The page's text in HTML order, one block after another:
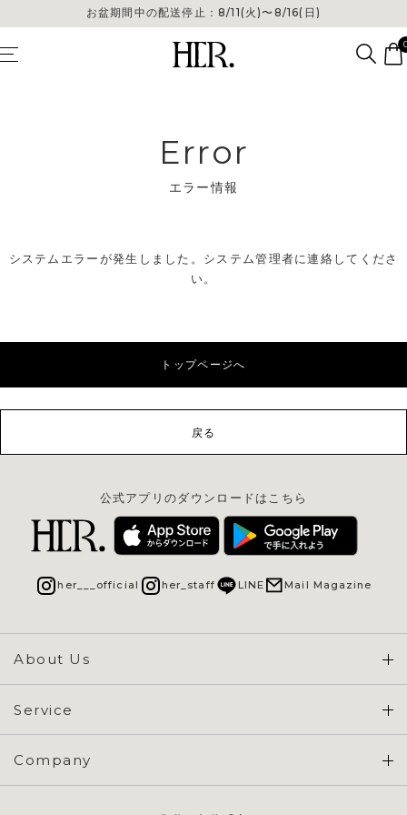
お盆期間中の配送停止：8/11(火)〜8/16(日)
Error
エラー情報
システムエラーが発生しました。システム管理者に連絡してくださ
い。
戻る
トップページへ
About Us
Concept & Overview
Service
会員登録 / ログイン
ご利用ガイド
Company
公式アプリのダウンロードはこちら
her___official her_staff LINE Mail Magazine